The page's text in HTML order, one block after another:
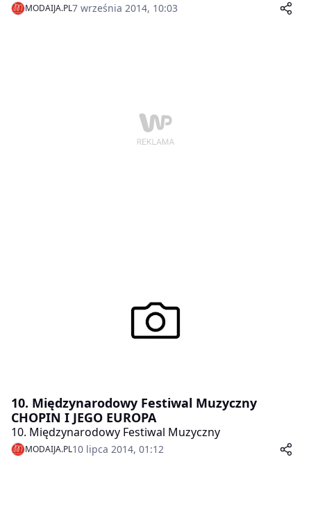
MODAIJA.PL7 września 2014, 10:03
10. Międzynarodowy Festiwal Muzyczny
CHOPIN I JEGO EUROPA
10. Międzynarodowy Festiwal Muzyczny
MODAIJA.PL10 lipca 2014, 01:12